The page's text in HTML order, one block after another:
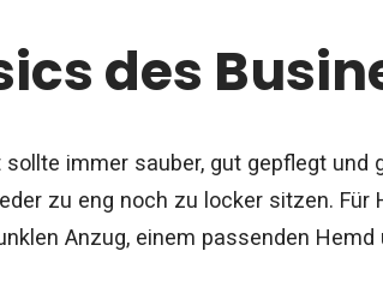
des
sollte immer sauber, gut gepflegt
zu eng noch zu locker sitzen.
Anzug, einem passenden Hemd